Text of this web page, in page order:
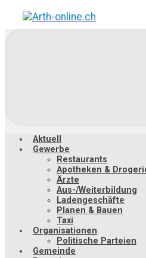
Zum
Hauptinhalt
Aktuell
Gewerbe
Restaurants
Apotheken &
Ärzte
Aus-/Weiterbildung
Ladengeschäfte
Planen & Bauen
Taxi
Organisationen
Politische Parteien
Gemeinde